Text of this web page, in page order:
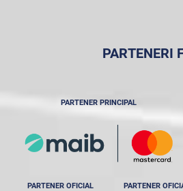
PARTENERI
PARTENER PRINCIPAL
PARTENER OFICIAL PARTENER